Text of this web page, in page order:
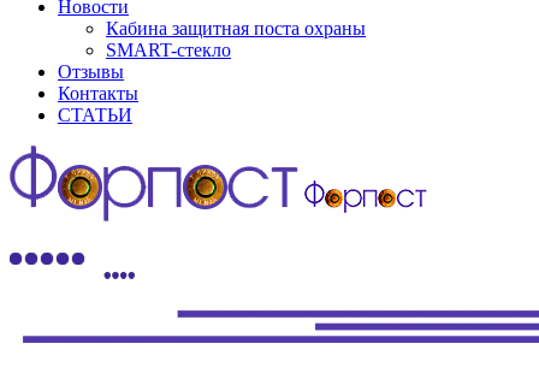
Новости
Кабина защитная поста охраны
SMART-стекло
Отзывы
Контакты
СТАТЬИ